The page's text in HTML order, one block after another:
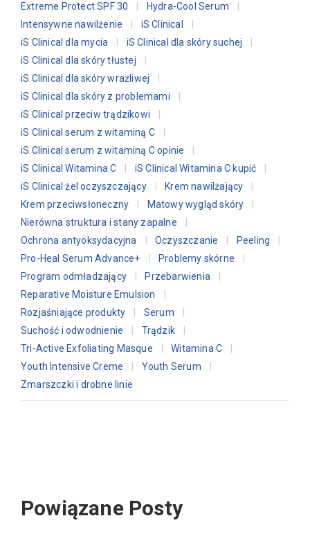
Extreme Protect SPF 30
Hydra-Cool Serum
Intensywne nawilżenie
iS Clinical
iS Clinical dla mycia
iS Clinical dla skóry suchej
iS Clinical dla skóry tłustej
iS Clinical dla skóry wrażliwej
iS Clinical dla skóry z problemami
iS Clinical przeciw trądzikowi
iS Clinical serum z witaminą C
iS Clinical serum z witaminą C opinie
iS Clinical Witamina C
iS Clinical Witamina C kupić
iS Clinical żel oczyszczający
Krem nawilżający
Krem przeciwsłoneczny
Matowy wygląd skóry
Nierówna struktura i stany zapalne
Ochrona antyoksydacyjna
Oczyszczanie
Peeling
Pro-Heal Serum Advance+
Problemy skórne
Program odmładzający
Przebarwienia
Reparative Moisture Emulsion
Rozjaśniające produkty
Serum
Suchość i odwodnienie
Trądzik
Tri-Active Exfoliating Masque
Witamina C
Youth Intensive Creme
Youth Serum
Zmarszczki i drobne linie
Powiązane Posty